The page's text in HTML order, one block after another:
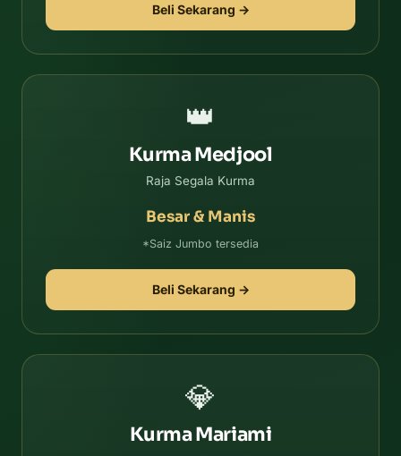
Beli Sekarang →
👑
Kurma Medjool
Raja Segala Kurma
Besar & Manis
*Saiz Jumbo tersedia
Beli Sekarang →
💎
Kurma Mariami